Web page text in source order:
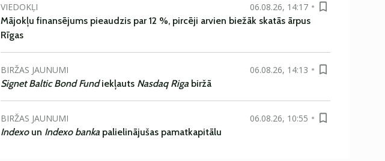
VIEDOKĻI
06.08.26, 14:17
Mājokļu finansējums pieaudzis par 12 %, pircēji arvien biežāk skatās ārpus
Rīgas
BIRŽAS JAUNUMI
06.08.26, 14:13
Signet Baltic Bond Fundiekļauts Nasdaq Riga biržā
BIRŽAS JAUNUMI
06.08.26, 10:55
Indexoun Indexo banka palielinājušas pamatkapitālu